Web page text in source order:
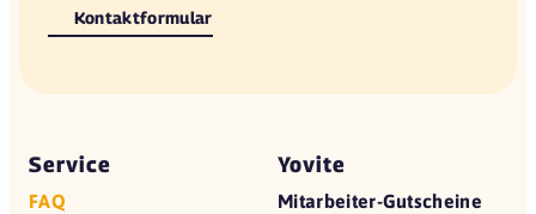
Kontaktformular
Service
FAQ
Yovite
Mitarbeiter-Gutscheine